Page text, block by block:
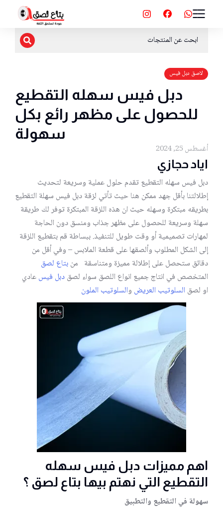
لاصق دبل فيس
دبل فيس سهله التقطيع
للحصول على مظهر رائع بكل
سهولة
أغسطس 25, 2024
اياد حجازي
دبل فيس سهله التقطيع تقدم حلول عملية وسريعة لتحديث
إطلالتنا بأقل جهد ممكن هنا حيث تأتي لزقة دبل فيس سهلة التقطيع
بطريقه مبتكرة وسهله حيث ان هذه اللزقة المبتكرة توفر لك طريقة
سهلة وسريعة للحصول على مظهر جذاب ومنسق دون الحاجة
لمهارات تصميمية أو وقت طويل للتنفيذ. ببساطة قم بتقطيع اللزقة
إلى الشكل المطلوب وألصقها على قطعة الملابس – وفي أقل من
دقائق ستحصل على إطلالة مميزة ومتناسقة منبتاع لصق
المتخصص في انتاج جميع انواع اللصق سواء لصقدبل فيسعادي
او لصق السلوتيب العريض والسلوتيب الملون
اهم مميزات دبل فيس سهله
التقطيع التي نهتم بيها بتاع لصق ؟
سهولة في التقطيع والتطبيق